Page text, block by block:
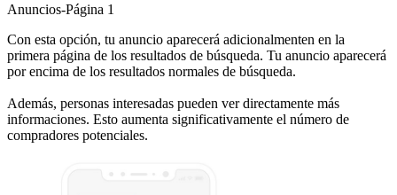
Anuncios-Página 1
Con esta opción, tu anuncio aparecerá adicionalmenten en la
primera página de los resultados de búsqueda. Tu anuncio aparecerá
por encima de los resultados normales de búsqueda.
Además, personas interesadas pueden ver directamente más
informaciones. Esto aumenta significativamente el número de
compradores potenciales.